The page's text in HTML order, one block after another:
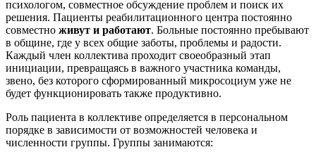
психологом, совместное обсуждение проблем и поиск их
решения. Пациенты реабилитационного центра постоянно
совместно живут и работают. Больные постоянно пребывают
в общине, где у всех общие заботы, проблемы и радости.
Каждый член коллектива проходит своеобразный этап
инициации, превращаясь в важного участника команды,
звено, без которого сформированный микросоциум уже не
будет функционировать также продуктивно.
Роль пациента в коллективе определяется в персональном
порядке в зависимости от возможностей человека и
численности группы. Группы занимаются: